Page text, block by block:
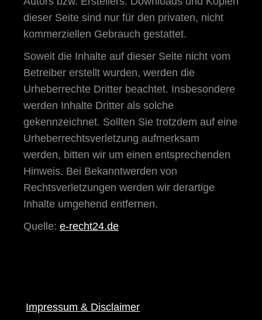
dieser Seite sind nur für den privaten, nicht
kommerziellen Gebrauch gestattet.
Soweit die Inhalte auf dieser Seite nicht vom
Betreiber erstellt wurden, werden die
Urheberrechte Dritter beachtet. Insbesondere
werden Inhalte Dritter als solche
gekennzeichnet. Sollten Sie trotzdem auf eine
Urheberrechtsverletzung aufmerksam
werden, bitten wir um einen entsprechenden
Hinweis. Bei Bekanntwerden von
Rechtsverletzungen werden wir derartige
Inhalte umgehend entfernen.
Quelle: e-recht24.de
Impressum & Disclaimer